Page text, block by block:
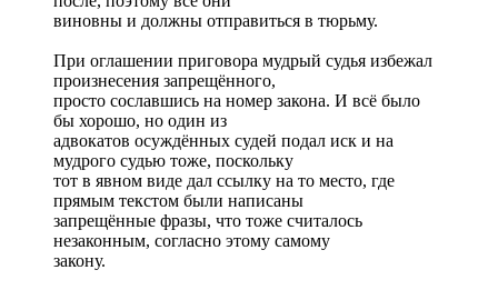
виновны и должны отправиться в тюрьму.
При оглашении приговора мудрый судья избежал
произнесения запрещённого,
просто сославшись на номер закона. И всё было
бы хорошо, но один из
адвокатов осуждённых судей подал иск и на
мудрого судью тоже, поскольку
тот в явном виде дал ссылку на то место, где
прямым текстом были написаны
запрещённые фразы, что тоже считалось
незаконным, согласно этому самому
закону.